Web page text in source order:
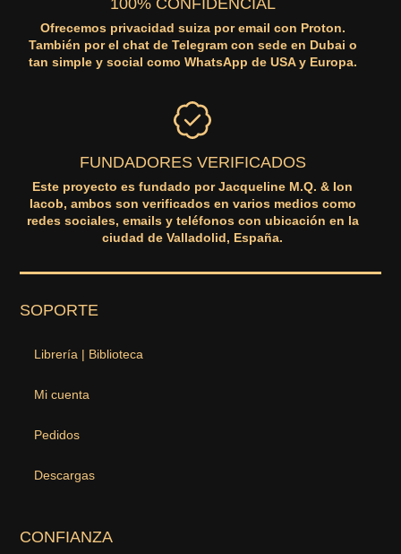
100% CONFIDENCIAL
Ofrecemos privacidad suiza por email con Proton.
También por el chat de Telegram con sede en Dubai o
tan simple y social como WhatsApp de USA y Europa.
FUNDADORES VERIFICADOS
Este proyecto es fundado por Jacqueline M.Q. & Ion
Iacob, ambos son verificados en varios medios como
redes sociales, emails y teléfonos con ubicación en la
ciudad de Valladolid, España.
SOPORTE
Librería | Biblioteca
Mi cuenta
Pedidos
Descargas
CONFIANZA